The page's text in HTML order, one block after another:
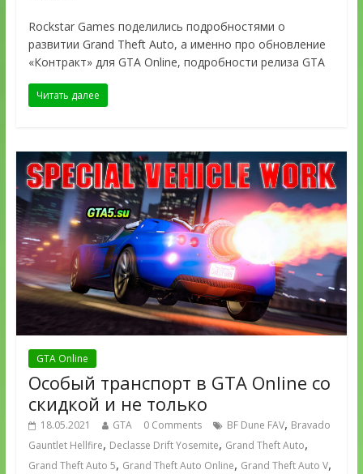
Rockstar Games поделились подробностями о
развитии Grand Theft Auto, а именно про обновление
«Контракт» для GTA Online, подробности релиза GTA
Читать далее
GTA Online
Особый транспорт в GTA Online со
скидкой и не только
18.05.2021 GTA 0 Comments BF Dune FAV, Bravado
Gauntlet Hellfire, Declasse Drift Yosemite, Grand Theft Auto,
Grand Theft Auto 5, Grand Theft Auto Online, Grand Theft Auto V,